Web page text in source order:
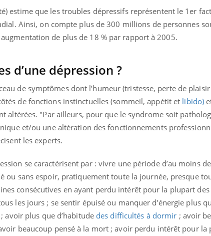
estime que les troubles dépressifs représentent le 1er
Ainsi, on compte plus de 300 millions de personnes
de plus de 18 % par rapport à 2005.
d’une dépression ?
de symptômes dont l’humeur (tristesse, perte de
de fonctions instinctuelles (sommeil, appétit et libido)
altérées. "Par ailleurs, pour que le syndrome soit
et/ou une altération des fonctionnements
les experts.
se caractérisent par : vivre une période d’au moins
ou sans espoir, pratiquement toute la journée, presque
consécutives en ayant perdu intérêt pour la plupart des
les jours ; se sentir épuisé ou manquer d’énergie plus
avoir plus que d’habitude des difficultés à dormir ; avoir
beaucoup pensé à la mort ; avoir perdu intérêt pour la
FOOD sur le diabèteYoutube
food sur le diabète, c'est votre
rendez-vous culinaire qui
les idées reçues ! Dans cet
...
Youtube
Quand l’entreprise
être globalYoutube
"Les rendez-vous de la
qualité de vie au travail"
Docteur reçoivent Régis
directeur ...